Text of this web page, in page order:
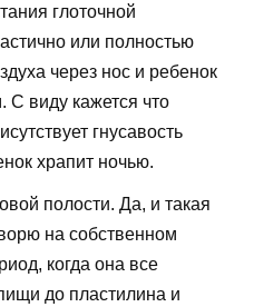
глоточной
или полностью
через нос и ребенок
С виду кажется что
гнусавость
храпит ночью.
полости. Да, и такая
на собственном
когда она все
до пластилина и